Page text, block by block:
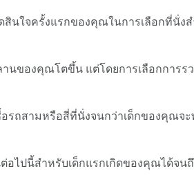
นใจครั้งแรกของคุณในการเลือกที่นั่ง
ของคุณโตขึ้น แต่โดยการเลือกการร
ถสามหรือสี่ที่นั่งจนกว่าเด็กของคุณจ
ไปนี้สำหรับเด็กแรกเกิดของคุณได้จนถึ